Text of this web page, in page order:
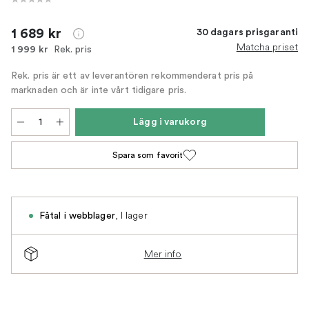
1 689 kr
1 999 kr Rek. pris
30 dagars prisgaranti
Matcha priset
Rek. pris är ett av leverantören rekommenderat pris på
marknaden och är inte vårt tidigare pris.
Lägg i varukorg
Spara som favorit
Fåtal i webblager, I lager
Mer info